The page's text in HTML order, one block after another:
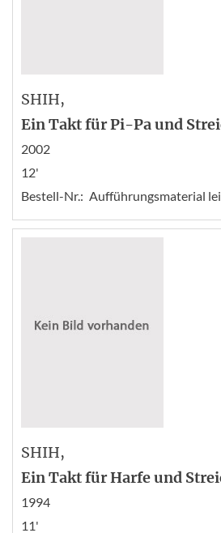
SHIH,
Ein Takt für Pi-Pa und
2002
12'
Bestell-Nr.: Aufführungsmaterial
SHIH,
Ein Takt für Harfe und
1994
11'